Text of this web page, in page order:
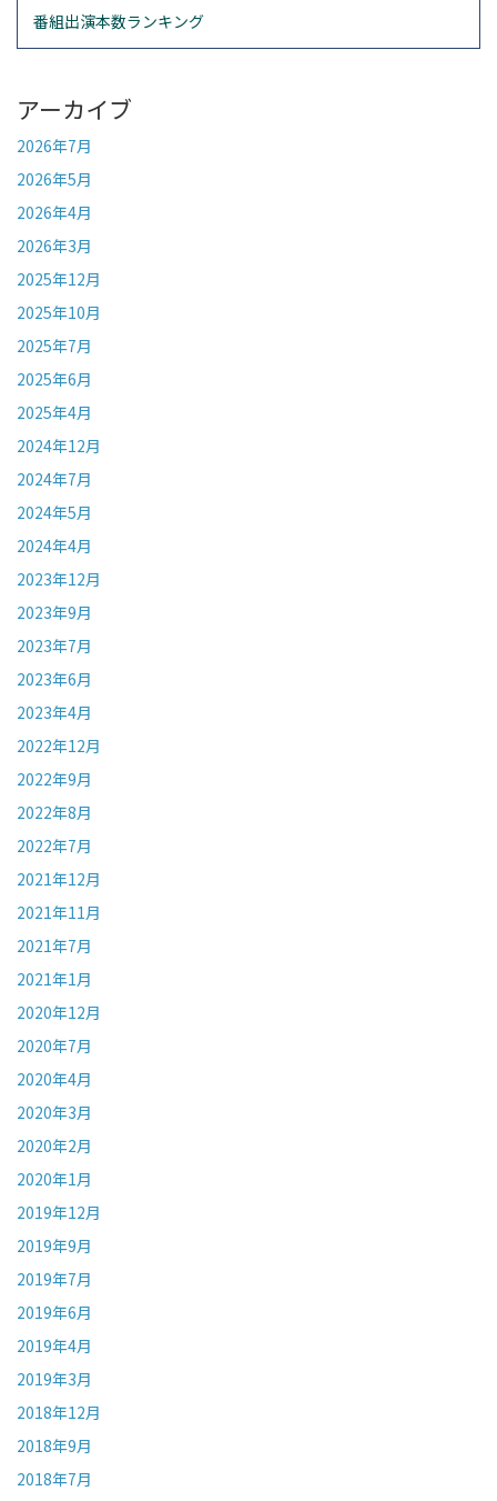
番組出演本数ランキング
アーカイブ
2026年7月
2026年5月
2026年4月
2026年3月
2025年12月
2025年10月
2025年7月
2025年6月
2025年4月
2024年12月
2024年7月
2024年5月
2024年4月
2023年12月
2023年9月
2023年7月
2023年6月
2023年4月
2022年12月
2022年9月
2022年8月
2022年7月
2021年12月
2021年11月
2021年7月
2021年1月
2020年12月
2020年7月
2020年4月
2020年3月
2020年2月
2020年1月
2019年12月
2019年9月
2019年7月
2019年6月
2019年4月
2019年3月
2018年12月
2018年9月
2018年7月